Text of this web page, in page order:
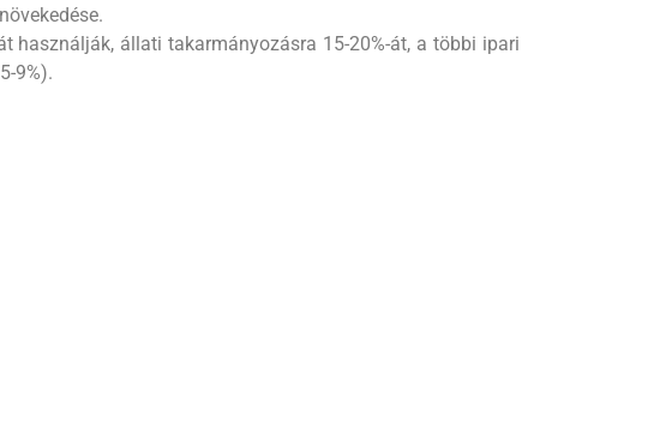
használják, állati takarmányozásra 15-20%-át, a többi ipari
9%).